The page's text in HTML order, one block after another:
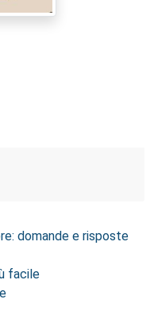
domande e risposte
facile